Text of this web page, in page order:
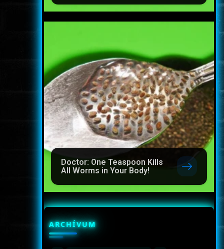
Doctor: One Teaspoon Kills
All Worms in Your Body!
ARCHÍVUM